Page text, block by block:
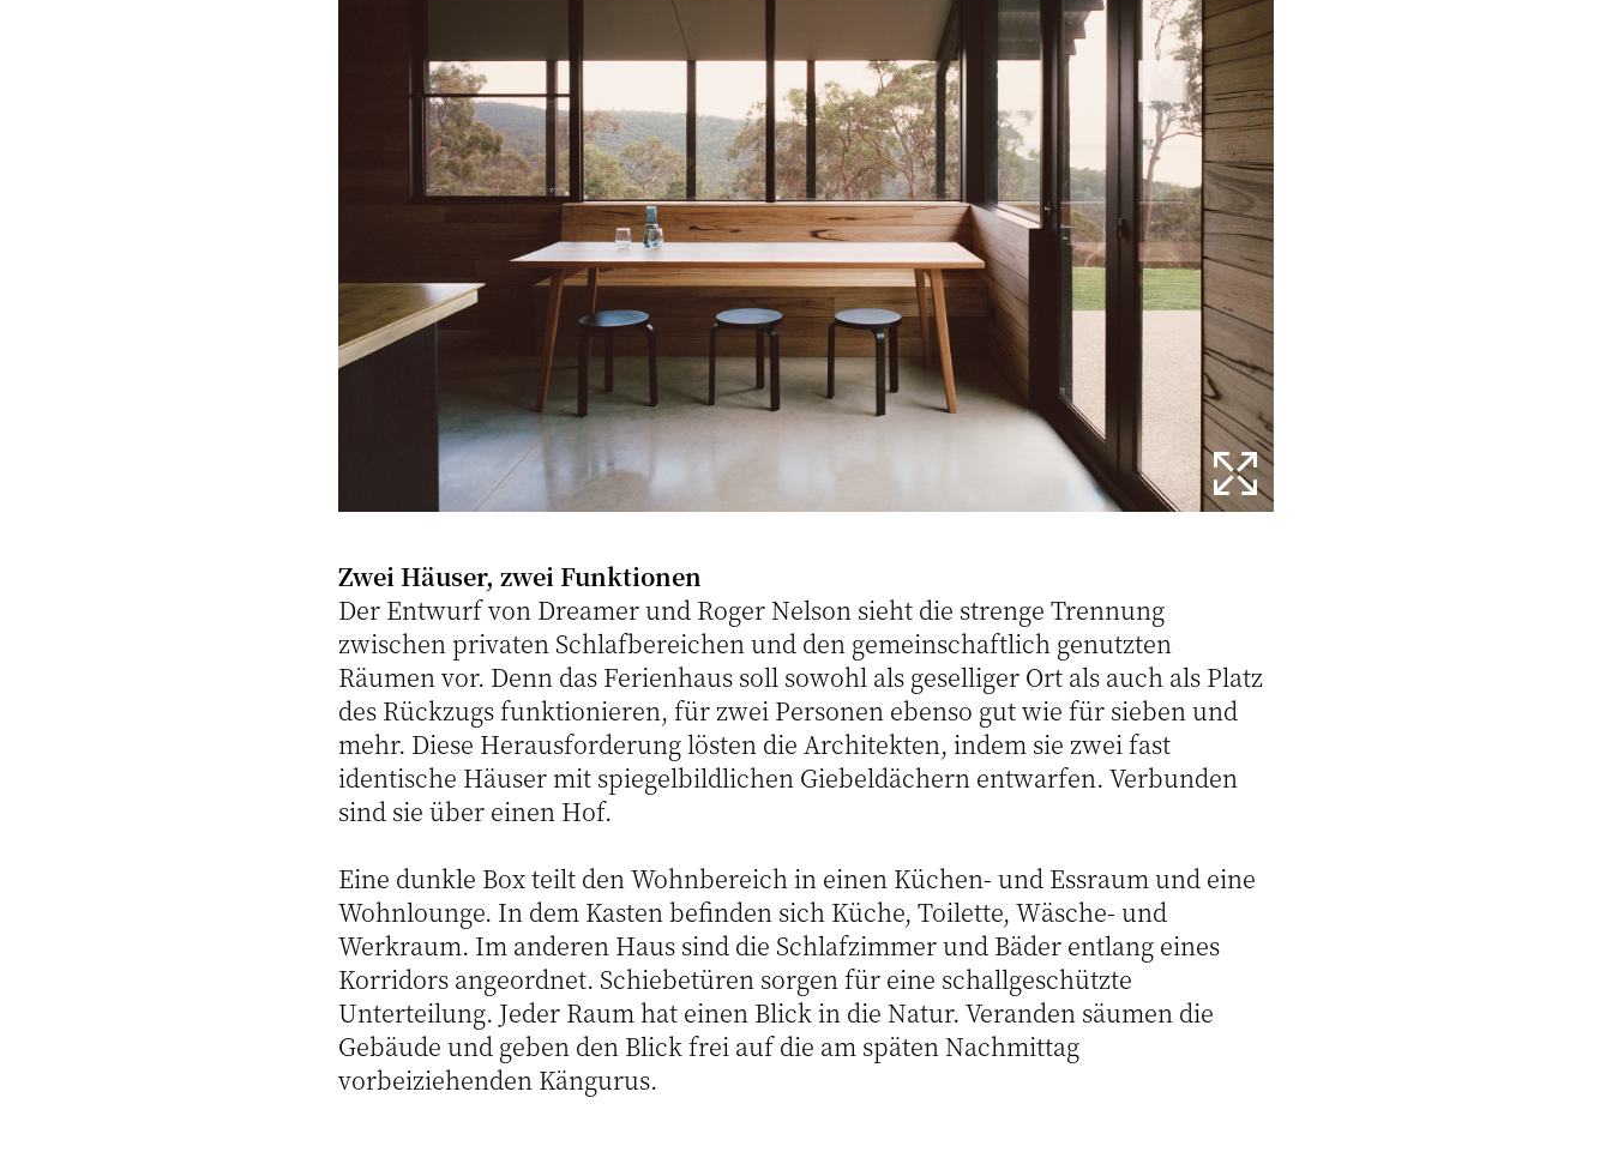
Zwei Häuser, zwei Funktionen
Der Entwurf von Dreamer und Roger Nelson sieht die strenge Trennung
zwischen privaten Schlafbereichen und den gemeinschaftlich genutzten
Räumen vor. Denn das Ferienhaus soll sowohl als geselliger Ort als auch als Platz
des Rückzugs funktionieren, für zwei Personen ebenso gut wie für sieben und
mehr. Diese Herausforderung lösten die Architekten, indem sie zwei fast
identische Häuser mit spiegelbildlichen Giebeldächern entwarfen. Verbunden
sind sie über einen Hof.
Eine dunkle Box teilt den Wohnbereich in einen Küchen- und Essraum und eine
Wohnlounge. In dem Kasten befinden sich Küche, Toilette, Wäsche- und
Werkraum. Im anderen Haus sind die Schlafzimmer und Bäder entlang eines
Korridors angeordnet. Schiebetüren sorgen für eine schallgeschützte
Unterteilung. Jeder Raum hat einen Blick in die Natur. Veranden säumen die
Gebäude und geben den Blick frei auf die am späten Nachmittag
vorbeiziehenden Kängurus.